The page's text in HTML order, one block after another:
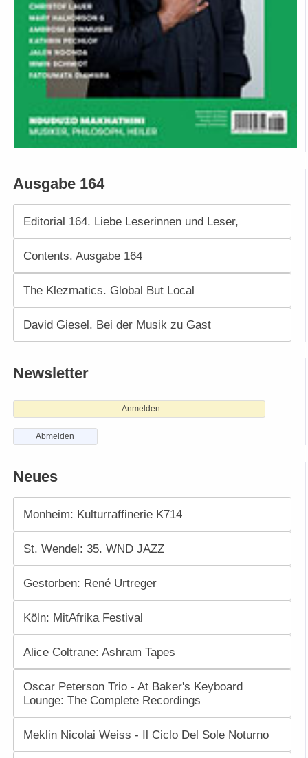
Ausgabe 164
Editorial 164. Liebe Leserinnen und Leser,
Contents. Ausgabe 164
The Klezmatics. Global But Local
David Giesel. Bei der Musik zu Gast
Newsletter
Anmelden
Abmelden
Neues
Monheim: Kulturraffinerie K714
St. Wendel: 35. WND JAZZ
Gestorben: René Urtreger
Köln: MitAfrika Festival
Alice Coltrane: Ashram Tapes
Oscar Peterson Trio - At Baker's Keyboard
Lounge: The Complete Recordings
Meklin Nicolai Weiss - Il Ciclo Del Sole Noturno